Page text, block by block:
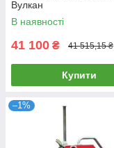
Вулкан
В наявності
41 100 ₴ 41 515,15 ₴
Купити
–1%